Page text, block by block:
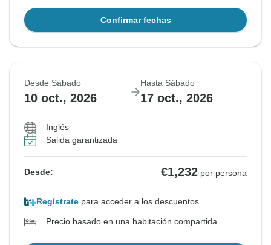
Confirmar fechas
Desde Sábado
10 oct., 2026
Hasta Sábado
17 oct., 2026
Inglés
Salida garantizada
Desde: €1,232 por persona
Regístrate para acceder a los descuentos
Precio basado en una habitación compartida